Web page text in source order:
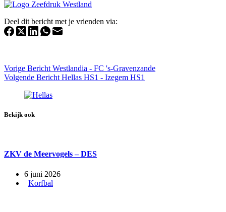
Deel dit bericht met je vrienden via:
Vorige Bericht Westlandia - FC 's-Gravenzande
Volgende Bericht Hellas HS1 - Izegem HS1
Bekijk ook
ZKV de Meervogels – DES
6 juni 2026
Korfbal